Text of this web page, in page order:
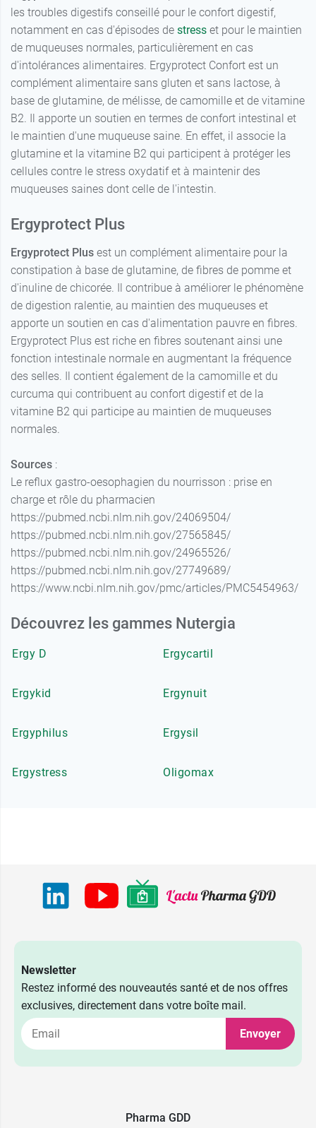
les troubles digestifs conseillé pour le confort digestif,
notamment en cas d'épisodes de stress et pour le maintien
de muqueuses normales, particulièrement en cas
d'intolérances alimentaires. Ergyprotect Confort est un
complément alimentaire sans gluten et sans lactose, à
base de glutamine, de mélisse, de camomille et de vitamine
B2. Il apporte un soutien en termes de confort intestinal et
le maintien d'une muqueuse saine. En effet, il associe la
glutamine et la vitamine B2 qui participent à protéger les
cellules contre le stress oxydatif et à maintenir des
muqueuses saines dont celle de l'intestin.
Ergyprotect Plus
Ergyprotect Plus est un complément alimentaire pour la
constipation à base de glutamine, de fibres de pomme et
d'inuline de chicorée. Il contribue à améliorer le phénomène
de digestion ralentie, au maintien des muqueuses et
apporte un soutien en cas d'alimentation pauvre en fibres.
Ergyprotect Plus est riche en fibres soutenant ainsi une
fonction intestinale normale en augmentant la fréquence
des selles. Il contient également de la camomille et du
curcuma qui contribuent au confort digestif et de la
vitamine B2 qui participe au maintien de muqueuses
normales.
Sources :
Le reflux gastro-oesophagien du nourrisson : prise en
charge et rôle du pharmacien
https://pubmed.ncbi.nlm.nih.gov/24069504/
https://pubmed.ncbi.nlm.nih.gov/27565845/
https://pubmed.ncbi.nlm.nih.gov/24965526/
https://pubmed.ncbi.nlm.nih.gov/27749689/
https://www.ncbi.nlm.nih.gov/pmc/articles/PMC5454963/
Découvrez les gammes Nutergia
Ergy D Ergycartil
Ergykid Ergynuit
Ergyphilus Ergysil
Ergystress Oligomax
Newsletter
Restez informé des nouveautés santé et de nos offres
exclusives, directement dans votre boîte mail.
Envoyer
Pharma GDD